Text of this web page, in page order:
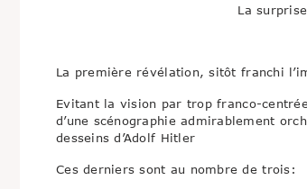
La
La première révélation, sitôt franchi
Evitant la vision par trop franco-
d’une scénographie admirablement
desseins d’Adolf Hitler
Ces derniers sont au nombre de trois: